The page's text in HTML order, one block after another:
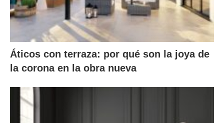
Áticos con terraza: por qué son la joya de
la corona en la obra nueva